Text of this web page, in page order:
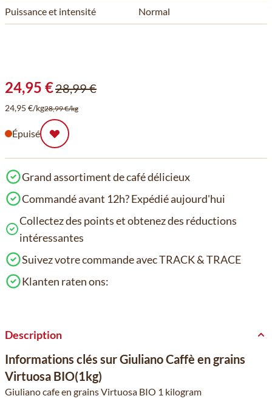
Puissance et intensité Normal
24,95 €28,99 €
24,95 €/kg28,99 €/kg
Épuisé
Grand assortiment de café délicieux
Commandé avant 12h? Expédié aujourd'hui
Collectez des points et obtenez des réductions
intéressantes
Suivez votre commande avec TRACK & TRACE
Klanten raten ons:
Description
Informations clés sur Giuliano Caffè en grains
Virtuosa BIO(1kg)
Giuliano cafe en grains Virtuosa BIO 1 kilogram